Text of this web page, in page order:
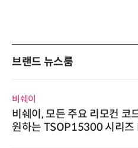
브랜드 뉴스룸
드 지
IR 수